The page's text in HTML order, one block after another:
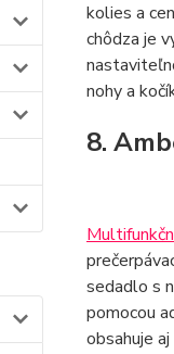
kolies a
chôdza je
nohy a
8.
sedadlo s
pomocou
obsahuje